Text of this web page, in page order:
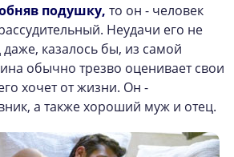
подушку, то он - человек
Неудачи его не
казалось бы, из самой
обычно трезво оценивает свои
хочет от жизни. Он -
а также хороший муж и отец.